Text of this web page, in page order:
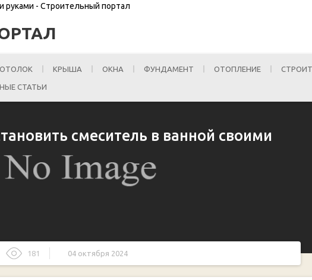
руками - Строительный портал
КРЫША ОКНА ФУНДАМЕНТ ОТОПЛЕНИЕ
СТАТЬИ
смеситель в ванной своими
181 04 октября 2024